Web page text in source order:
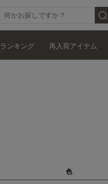
ランキング 再入荷アイテム
色